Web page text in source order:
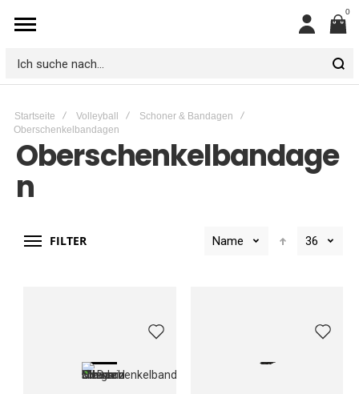
Mein
0
Ich
nach...
Startseite Volleyball
Schoner & Bandagen
Oberschenkelbandagen
Oberschenkelbandage
n
FILTER Name 36